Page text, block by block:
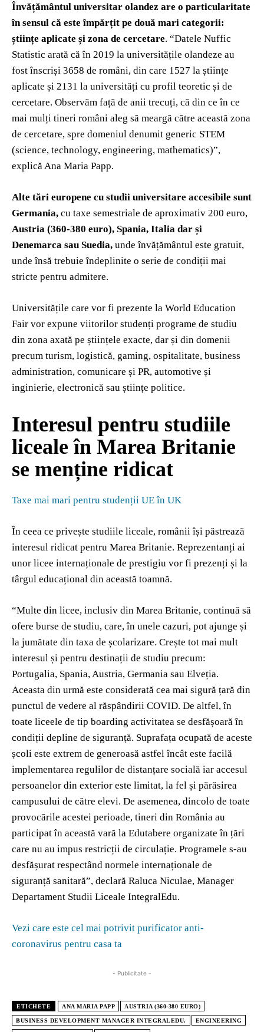
Învățământul universitar olandez are o particularitate
în sensul că este împărțit pe două mari categorii:
științe aplicate și zona de cercetare. “Datele Nuffic
Statistic arată că în 2019 la universitățile olandeze au
fost înscriși 3658 de români, din care 1527 la științe
aplicate și 2131 la universități cu profil teoretic și de
cercetare. Observăm față de anii trecuți, că din ce în ce
mai mulți tineri români aleg să meargă către această zona
de cercetare, spre domeniul denumit generic STEM
(science, technology, engineering, mathematics)”,
explică Ana Maria Papp.
Alte tări europene cu studii universitare accesibile sunt
Germania, cu taxe semestriale de aproximativ 200 euro,
Austria (360-380 euro), Spania, Italia dar și
Denemarca sau Suedia, unde învățământul este gratuit,
unde însă trebuie îndeplinite o serie de condiții mai
stricte pentru admitere.
Universitățile care vor fi prezente la World Education
Fair vor expune viitorilor studenți programe de studiu
din zona axată pe științele exacte, dar și din domenii
precum turism, logistică, gaming, ospitalitate, business
administration, comunicare și PR, automotive și
inginierie, electronică sau științe politice.
Interesul pentru studiile
liceale în Marea Britanie
se menține ridicat
Taxe mai mari pentru studenții UE în UK
În ceea ce privește studiile liceale, românii își păstrează
interesul ridicat pentru Marea Britanie. Reprezentanți ai
unor licee internaționale de prestigiu vor fi prezenți și la
târgul educațional din această toamnă.
“Multe din licee, inclusiv din Marea Britanie, continuă să
ofere burse de studiu, care, în unele cazuri, pot ajunge și
la jumătate din taxa de școlarizare. Crește tot mai mult
interesul și pentru destinații de studiu precum:
Portugalia, Spania, Austria, Germania sau Elveția.
Aceasta din urmă este considerată cea mai sigură țară din
punctul de vedere al răspândirii COVID. De altfel, în
toate liceele de tip boarding activitatea se desfășoară în
condiții depline de siguranță. Suprafața ocupată de aceste
școli este extrem de generoasă astfel încât este facilă
implementarea regulilor de distanțare socială iar accesul
persoanelor din exterior este limitat, la fel și părăsirea
campusului de către elevi. De asemenea, dincolo de toate
provocările acestei perioade, tineri din România au
participat în această vară la Edutabere organizate în țări
care nu au impus restricții de circulație. Programele s-au
desfășurat respectând normele internaționale de
siguranță sanitară”, declară Raluca Niculae, Manager
Departament Studii Liceale IntegralEdu.
Vezi care este cel mai potrivit purificator anti-
coronavirus pentru casa ta
- Publicitate -
ETICHETE ANA MARIA PAPP AUSTRIA (360-380 EURO)
BUSINESS DEVELOPMENT MANAGER INTEGRALEDU. ENGINEERING